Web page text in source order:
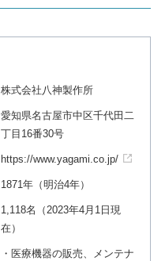
株式会社八神製作所
愛知県名古屋市中区千代田二
丁目16番30号
https://www.yagami.co.jp/
1871年（明治4年）
1,118名（2023年4月1日現
在）
・医療機器の販売、メンテナ